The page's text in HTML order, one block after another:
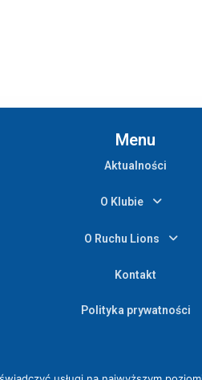
Menu
Aktualności
O Klubie
O Ruchu Lions
Kontakt
Polityka prywatności